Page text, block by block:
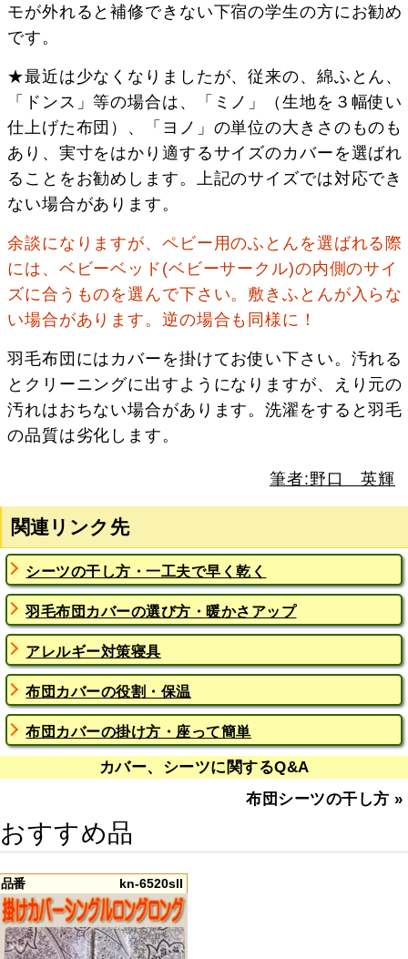
モが外れると補修できない下宿の学生の方にお勧め
です。
★最近は少なくなりましたが、従来の、綿ふとん、
「ドンス」等の場合は、「ミノ」（生地を３幅使い
仕上げた布団）、「ヨノ」の単位の大きさのものも
あり、実寸をはかり適するサイズのカバーを選ばれ
ることをお勧めします。上記のサイズでは対応でき
ない場合があります。
余談になりますが、ペビー用のふとんを選ばれる際
には、ベビーベッド(ベビーサークル)の内側のサイ
ズに合うものを選んで下さい。敷きふとんが入らな
い場合があります。逆の場合も同様に！
羽毛布団にはカバーを掛けてお使い下さい。汚れる
とクリーニングに出すようになりますが、えり元の
汚れはおちない場合があります。洗濯をすると羽毛
の品質は劣化します。
筆者:野口 英輝
関連リンク先
シーツの干し方・一工夫で早く乾く
羽毛布団カバーの選び方・暖かさアップ
アレルギー対策寝具
布団カバーの役割・保温
布団カバーの掛け方・座って簡単
カバー、シーツに関するQ&A
布団シーツの干し方 »
おすすめ品
品番 kn-6520sll